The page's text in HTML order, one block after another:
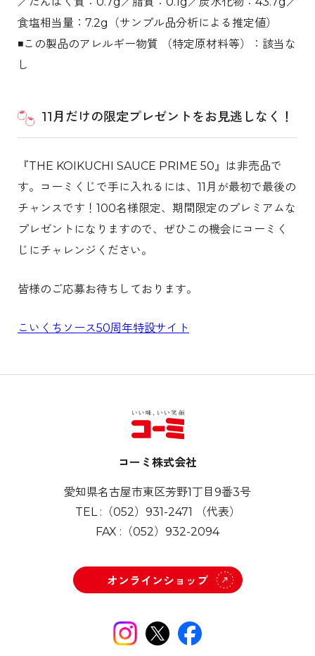
食塩相当量：7.2g（サンプル品分析による推定値）
◾️この製品のアレルギー物質 （特定原材料等）：該当な
し
11月だけの限定プレゼントをお見逃しなく！
『THE KOIKUCHI SAUCE PRIME 50』は非売品で
す。コーミくじで手に入れるには、11月が最初で最後の
チャンスです！100名様限定、期間限定のプレミアムな
プレゼントになりますので、ぜひこの機会にコーミく
じにチャレンジください。
皆様のご応募お待ちしております。
こいくちソース50周年特設サイト
コーミ株式会社
愛知県名古屋市東区芳野1丁目9番3号
TEL : （052）931-2471 （代表）
FAX : （052）932-2094
オンラインショップ